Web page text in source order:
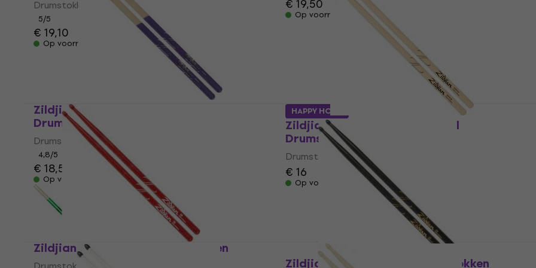
Drumstokken
5/5
€ 19,10
Op voorraad
€ 19,50
Op voorraad
Zildjian Z5ADP 5A Purple Dip
Drumstokken
Drumstokken
4,8/5
€ 18,50
Op voorraad
Zildjian ZS5B Super 5B Natural
Drumstokken
Drumstokken
€ 16
Op voorraad
Zildjian Z5AR 5A Red Drumstokken
HAPPY HOUR
Zildjian Z5AB 5A Black Drumstokken